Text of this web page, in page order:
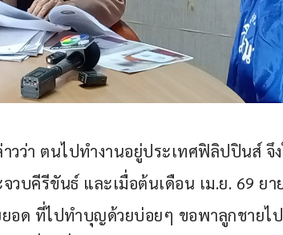
วว่า ตนไปทำงานอยู่ประเทศฟิลิปปินส์ จึ
วบคีรีขันธ์ และเมื่อต้นเดือน เม.ย. 69 ย
ยอด ที่ไปทำบุญด้วยบ่อยๆ ขอพาลูกชายไ